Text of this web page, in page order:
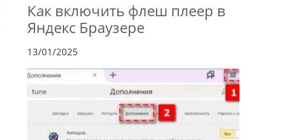
Как включить флеш плеер в
Яндекс Браузере
13/01/2025